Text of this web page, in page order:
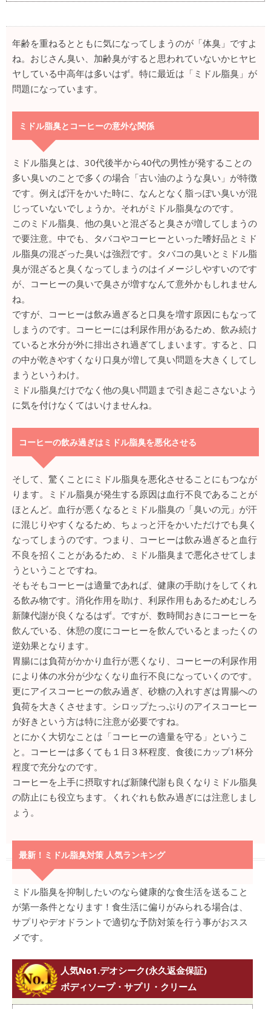
年齢を重ねるとともに気になってしまうのが「体臭」ですよ
ね。おじさん臭い、加齢臭がすると思われていないかヒヤヒ
ヤしている中高年は多いはず。特に最近は「ミドル脂臭」が
問題になっています。
ミドル脂臭とコーヒーの意外な関係
ミドル脂臭とは、30代後半から40代の男性が発することの
多い臭いのことで多くの場合「古い油のような臭い」が特徴
です。例えば汗をかいた時に、なんとなく脂っぽい臭いが混
じっていないでしょうか。それがミドル脂臭なのです。
このミドル脂臭、他の臭いと混ざると臭さが増してしまうの
で要注意。中でも、タバコやコーヒーといった嗜好品とミド
ル脂臭の混ざった臭いは強烈です。タバコの臭いとミドル脂
臭が混ざると臭くなってしまうのはイメージしやすいのです
が、コーヒーの臭いで臭さが増すなんて意外かもしれません
ね。
ですが、コーヒーは飲み過ぎると口臭を増す原因にもなって
しまうのです。コーヒーには利尿作用があるため、飲み続け
ていると水分が外に排出され過ぎてしまいます。すると、口
の中が乾きやすくなり口臭が増して臭い問題を大きくしてし
まうというわけ。
ミドル脂臭だけでなく他の臭い問題まで引き起こさないよう
に気を付けなくてはいけませんね。
コーヒーの飲み過ぎはミドル脂臭を悪化させる
そして、驚くことにミドル脂臭を悪化させることにもつなが
ります。ミドル脂臭が発生する原因は血行不良であることが
ほとんど。血行が悪くなるとミドル脂臭の「臭いの元」が汗
に混じりやすくなるため、ちょっと汗をかいただけでも臭く
なってしまうのです。つまり、コーヒーは飲み過ぎると血行
不良を招くことがあるため、ミドル脂臭まで悪化させてしま
うということですね。
そもそもコーヒーは適量であれば、健康の手助けをしてくれ
る飲み物です。消化作用を助け、利尿作用もあるためむしろ
新陳代謝が良くなるはず。ですが、数時間おきにコーヒーを
飲んでいる、休憩の度にコーヒーを飲んでいるとまったくの
逆効果となります。
胃腸には負荷がかかり血行が悪くなり、コーヒーの利尿作用
により体の水分が少なくなり血行不良になっていくのです。
更にアイスコーヒーの飲み過ぎ、砂糖の入れすぎは胃腸への
負荷を大きくさせます。シロップたっぷりのアイスコーヒー
が好きという方は特に注意が必要ですね。
とにかく大切なことは「コーヒーの適量を守る」というこ
と。コーヒーは多くても１日３杯程度、食後にカップ1杯分
程度で充分なのです。
コーヒーを上手に摂取すれば新陳代謝も良くなりミドル脂臭
の防止にも役立ちます。くれぐれも飲み過ぎには注意しまし
ょう。
最新！ミドル脂臭対策 人気ランキング
ミドル脂臭を抑制したいのなら健康的な食生活を送ること
が第一条件となります！食生活に偏りがみられる場合は、
サプリやデオドラントで適切な予防対策を行う事がおスス
メです。
人気No1.デオシーク(永久返金保証)
ボディソープ・サプリ・クリーム